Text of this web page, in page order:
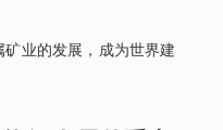
矿业的发展，成为世界建